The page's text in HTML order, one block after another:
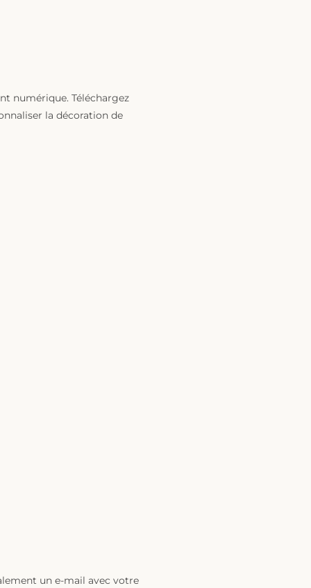
numérique. Téléchargez
la décoration de
un e-mail avec votre